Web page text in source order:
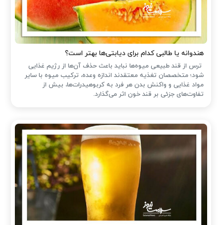
هندوانه یا طالبی کدام برای دیابتی‌ها بهتر است؟
ترس از قند طبیعی میوه‌ها نباید باعث حذف آن‌ها از رژیم غذایی
شود؛ متخصصان تغذیه معتقدند اندازه وعده، ترکیب میوه با سایر
مواد غذایی و واکنش بدن هر فرد به کربوهیدرات‌ها، بیش از
تفاوت‌های جزئی بر قند خون اثر می‌گذارد.